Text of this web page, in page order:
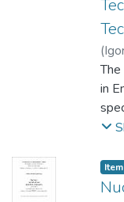
(
in
key
Item